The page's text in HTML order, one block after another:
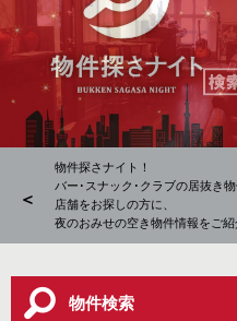
物件探さナイト！
バー･スナック･クラブの居抜き
店舗をお探しの方に、
夜のおみせの空き物件情報をご紹
＜
物件検索